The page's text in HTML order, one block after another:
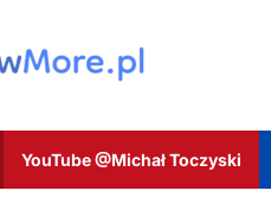
YouTube @Michał Toczyski